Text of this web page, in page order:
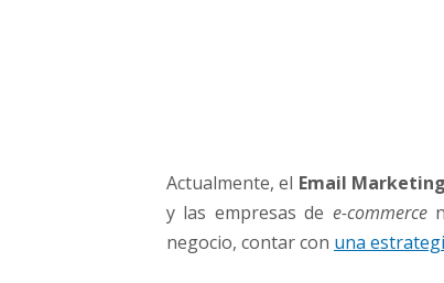
a
T
i
Actualmente, el Email Marketing
y las empresas de e-commerce
negocio, contar con una